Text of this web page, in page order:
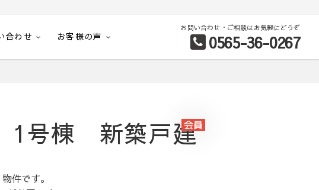
合わせ お客様の声
お問い合わせ・ご相談はお気軽にどうぞ
0565-36-0267
1号棟 新築戸建
件です。